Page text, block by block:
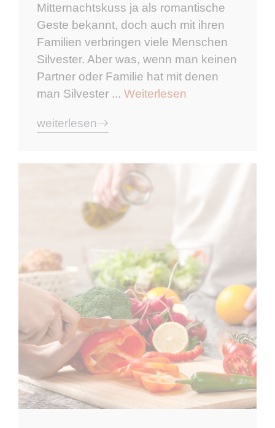
Mitternachtskuss ja als romantische
Geste bekannt, doch auch mit ihren
Familien verbringen viele Menschen
Silvester. Aber was, wenn man keinen
Partner oder Familie hat mit denen
man Silvester ... Weiterlesen
weiterlesen